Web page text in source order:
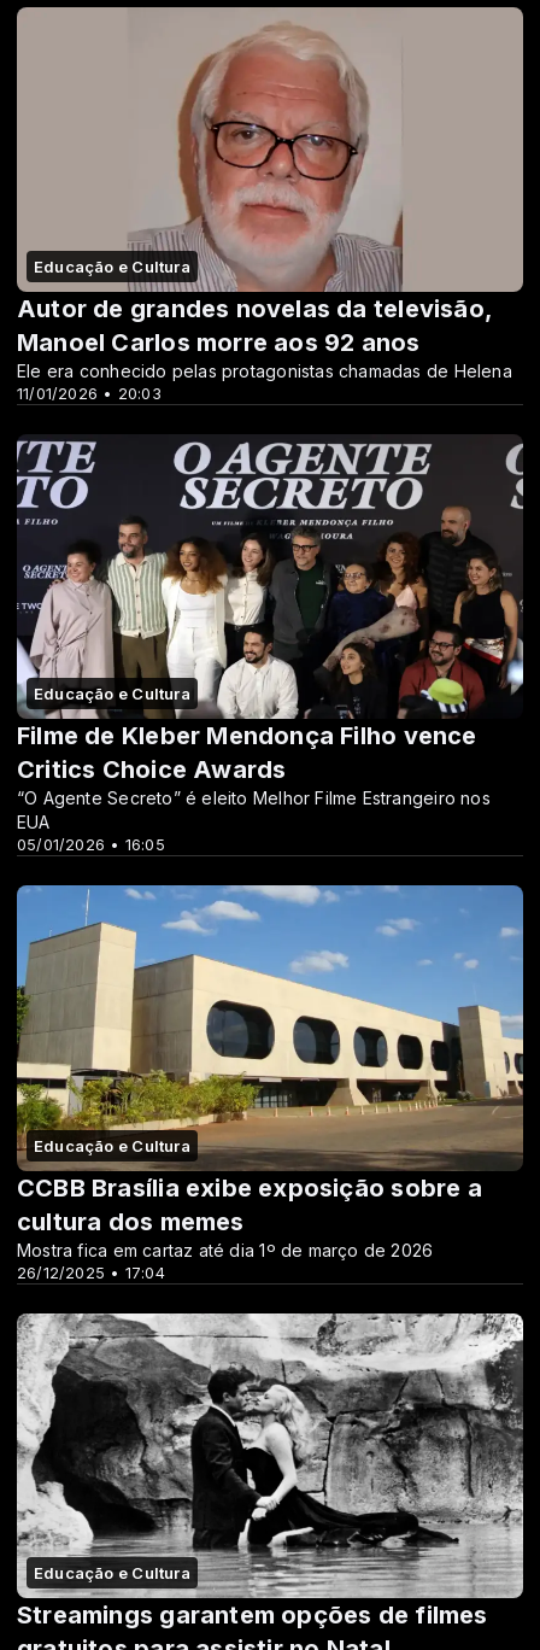
Educação e Cultura
11/01/2026 • 20:03
Autor de grandes novelas da televisão,
Manoel Carlos morre aos 92 anos
Ele era conhecido pelas protagonistas chamadas de Helena
Educação e Cultura
05/01/2026 • 16:05
Filme de Kleber Mendonça Filho vence
Critics Choice Awards
“O Agente Secreto” é eleito Melhor Filme Estrangeiro nos
EUA
Educação e Cultura
26/12/2025 • 17:04
CCBB Brasília exibe exposição sobre a
cultura dos memes
Mostra fica em cartaz até dia 1º de março de 2026
Educação e Cultura
Streamings garantem opções de filmes